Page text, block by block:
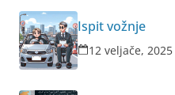
Ispit vožnje
12 veljače, 2025